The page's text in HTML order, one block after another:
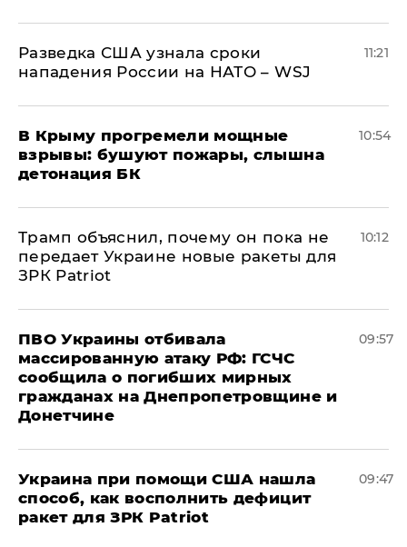
Разведка США узнала сроки
нападения России на НАТО – WSJ
11:21
В Крыму прогремели мощные
взрывы: бушуют пожары, слышна
детонация БК
10:54
Трамп объяснил, почему он пока не
передает Украине новые ракеты для
ЗРК Patriot
10:12
ПВО Украины отбивала
массированную атаку РФ: ГСЧС
сообщила о погибших мирных
гражданах на Днепропетровщине и
Донетчине
09:57
Украина при помощи США нашла
способ, как восполнить дефицит
ракет для ЗРК Patriot
09:47